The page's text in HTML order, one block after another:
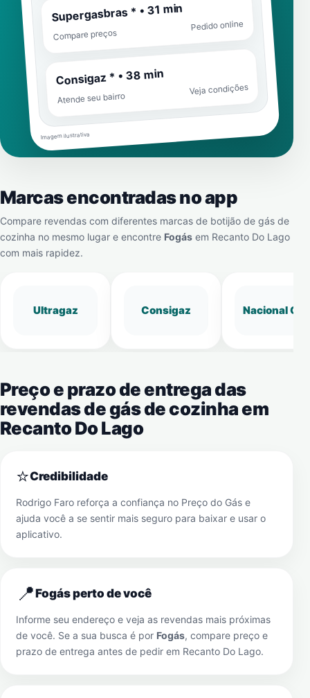
Supergasbras * • 31 min
Compare preços
Pedido online
Consigaz * • 38 min
Atende seu bairro
Veja condições
Imagem ilustrativa
Marcas encontradas no app
Compare revendas com diferentes marcas de botijão de gás de
cozinha no mesmo lugar e encontre Fogás em Recanto Do Lago
com mais rapidez.
Ultragaz Consigaz Nacional Gás
Preço e prazo de entrega das
revendas de gás de cozinha em
Recanto Do Lago
⭐Credibilidade
Rodrigo Faro reforça a confiança no Preço do Gás e
ajuda você a se sentir mais seguro para baixar e usar o
aplicativo.
📍Fogás perto de você
Informe seu endereço e veja as revendas mais próximas
de você. Se a sua busca é por Fogás, compare preço e
prazo de entrega antes de pedir em Recanto Do Lago.